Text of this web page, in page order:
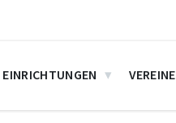
EINRICHTUNGEN VEREINE